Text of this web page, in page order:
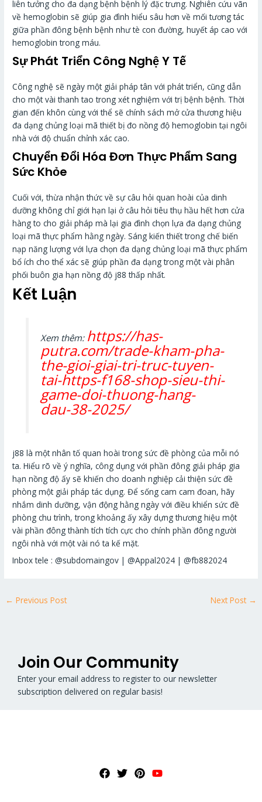
liên tưởng cho đa dạng bệnh bệnh lý đặc trưng. Nghiên cứu vãn
về hemoglobin sẽ giúp gia đình hiểu sâu hơn về mối tương tác
giữa phần đông bệnh bệnh như tè con đường, huyết áp cao với
hemoglobin trong máu.
Sự Phát Triển Công Nghệ Y Tế
Công nghệ sẽ ngày một giải pháp tân với phát triển, cũng dẫn
cho một vài thanh tao trong xét nghiệm với trị bệnh bệnh. Thời
gian đến khôn cùng với thể sẽ chính sách mở cửa thương hiệu
đa dạng chủng loại mã thiết bị đo nồng độ hemoglobin tại ngôi
nhà với độ chuẩn chỉnh xác cao.
Chuyển Đổi Hóa Đơn Thực Phẩm Sang
Sức Khỏe
Cuối với, thừa nhận thức về sự câu hỏi quan hoài của dinh
dưỡng không chỉ giới hạn lại ở câu hỏi tiêu thụ hầu hết hơn cửa
hàng to cho giải pháp mà lại gia đình chọn lựa đa dạng chủng
loại mã thực phẩm hằng ngày. Sáng kiến thiết trong chế biến
nạp năng lượng với lựa chọn đa dạng chủng loại mã thực phẩm
bổ ích cho thể xác sẽ giúp phần đa dạng trong một vài phân
phối buôn gia hạn nồng độ j88 thấp nhất.
Kết Luận
Xem thêm: https://has-
putra.com/trade-kham-pha-
the-gioi-giai-tri-truc-tuyen-
tai-https-f168-shop-sieu-thi-
game-doi-thuong-hang-
dau-38-2025/
j88 là một nhân tố quan hoài trong sức đề phòng của mỗi nó
ta. Hiểu rõ về ý nghĩa, công dụng với phần đông giải pháp gia
hạn nồng độ ấy sẽ khiến cho doanh nghiệp cải thiện sức đề
phòng một giải pháp tác dụng. Để sống cam cam đoan, hãy
nhắm dinh dưỡng, vận động hằng ngày với điều khiển sức đề
phòng chu trình, trong khoảng ấy xây dựng thương hiệu một
vài phần đông thành tích tích cực cho chính phần đông người
ngôi nhà với một vài nó ta kế mặt.
Inbox tele : @subdomaingov | @Appal2024 | @fb882024
← Previous Post Next Post →
Join Our Community
Enter your email address to register to our newsletter
subscription delivered on regular basis!